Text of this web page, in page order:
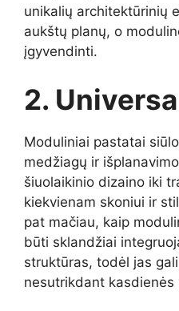
unikalių architektūrinių
aukštų planų, o
įgyvendinti.
2.
Moduliniai pastatai
medžiagų ir
šiuolaikinio dizaino iki
kiekvienam skoniui ir
pat mačiau, kaip
būti sklandžiai
struktūras, todėl jas
nesutrikdant kasdienės